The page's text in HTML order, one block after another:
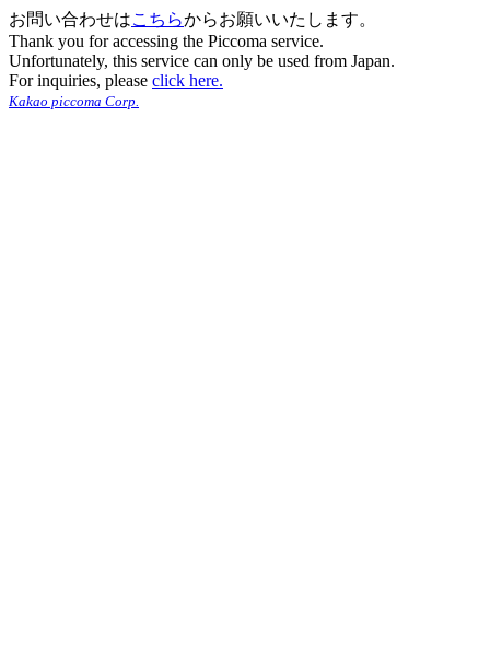
お問い合わせはこちらからお願いいたします。
Thank you for accessing the Piccoma service.
Unfortunately, this service can only be used from Japan.
For inquiries, please click here.
Kakao piccoma Corp.